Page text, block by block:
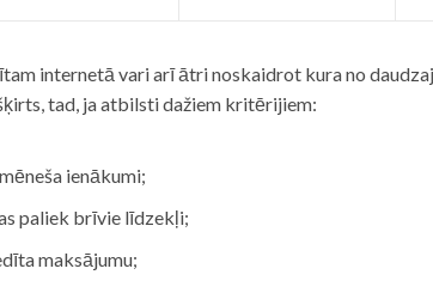
internetā vari arī ātri noskaidrot kura no
tad, ja atbilsti dažiem kritērijiem:
ienākumi;
paliek brīvie līdzekļi;
maksājumu;